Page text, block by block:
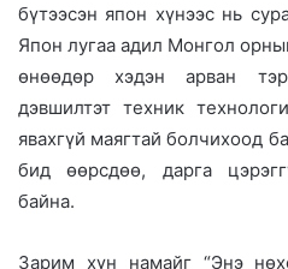
бүтээсэн япон хүнээс нь
Япон лугаа адил Монгол
өнөөдөр хэдэн арван
дэвшилтэт техник
явахгүй маягтай болчихоод
бид өөрсдөө, дарга
байна.
Зарим хүн намайг “Энэ